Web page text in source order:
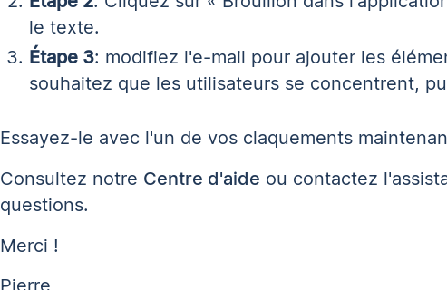
le texte.
Étape 3: modifiez l'e-mail pour ajouter les
souhaitez que les utilisateurs se concentrent,
Essayez-le avec l'un de vos claquements
Consultez notre Centre d'aide ou contactez
questions.
Merci !